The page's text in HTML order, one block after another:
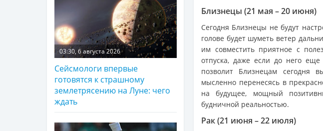
Близнецы (21 мая – 20 июня)
Сегодня Близнецы не будут
голове будет шуметь ветер
им совместить приятное с
отпуска, даже если до него еще
позволит Близнецам сегодня
мысленно перенесясь в
на будущее, мощный
будничной реальностью.
Рак (21 июня – 22 июля)
03:30, 6 августа 2026
Сейсмологи впервые
готовятся к страшному
землетрясению на Луне: чего
ждать